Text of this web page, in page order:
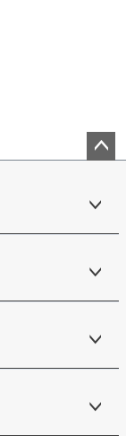
ップ